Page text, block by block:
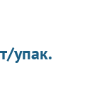
упак.